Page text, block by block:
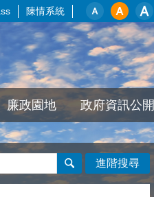
陳情系統
廉政園地 政府資訊公開
進階搜尋